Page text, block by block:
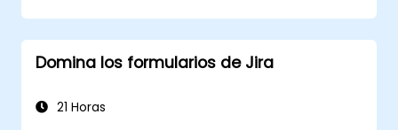
manejar tipos de incidencia
Crear flujos de trabajo y tableros, y
entender su interacción
y análisis
Domina los formularios de Jira
21 Horas